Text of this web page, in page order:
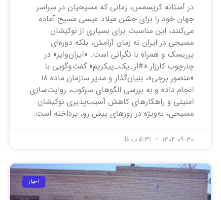
در آستانه کریسمس، زمانی که مسیحیان در سراسر
جهان خود را برای جشن میلاد عیسی مسیح آماده
می‌کنند، این مناسبت برای بسیاری از نوکیشان
مسیحی در ایران نه زمان آرامش، بلکه دوره‌ای
پرریسک و همراه با نگرانی است. «ایران‌وایر» در
چارچوب کارزار «#از_یک_پیکریم» گفت‌وگویی با
«منصور برجی»، بنیان‌گذار و مدیر سازمان ماده ۱۸
انجام داده و به بررسی الگوهای سرکوب، روایت‌سازی
امنیتی و راهکارهای کاهش آسیب‌پذیری نوکیشان
مسیحی، به‌ویژه در روزهای پیش رو، پرداخته است.
۱۴۰۴-۰۹-۳۰
اخبار